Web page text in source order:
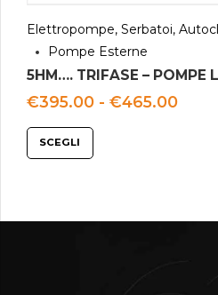
Elettropompe, Serbatoi,
Pompe Esterne
5HM…. TRIFASE – POMPE
€395.00 - €465.00
SCEGLI